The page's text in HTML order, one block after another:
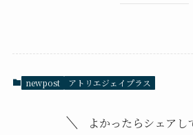
newpost アトリエジェイプラス
よかったらシェアし